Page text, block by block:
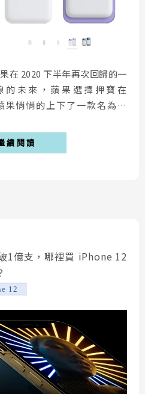
在 2020 下半年再次回歸的一
的未來，蘋果選擇押寶在
果悄悄的上下了一款名為「
最高15瓦的功率充電。
MagSa...
續閱讀
1億支，哪裡買 iPhone 12
12